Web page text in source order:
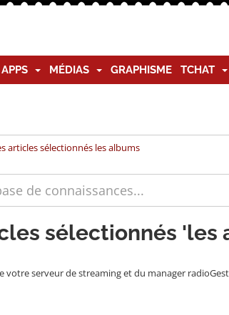
MÉDIAS GRAPHISME TCHAT
articles sélectionnés les albums
sélectionnés 'les
votre serveur de streaming et du manager